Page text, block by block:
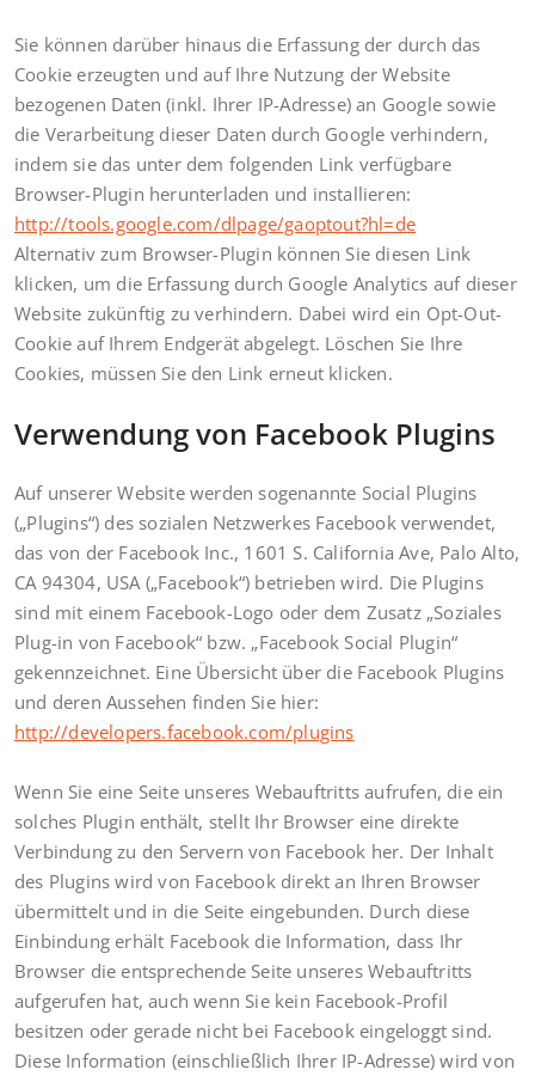
Sie können darüber hinaus die Erfassung der durch das
Cookie erzeugten und auf Ihre Nutzung der Website
bezogenen Daten (inkl. Ihrer IP-Adresse) an Google sowie
die Verarbeitung dieser Daten durch Google verhindern,
indem sie das unter dem folgenden Link verfügbare
Browser-Plugin herunterladen und installieren:
http://tools.google.com/dlpage/gaoptout?hl=de
Alternativ zum Browser-Plugin können Sie diesen Link
klicken, um die Erfassung durch Google Analytics auf dieser
Website zukünftig zu verhindern. Dabei wird ein Opt-Out-
Cookie auf Ihrem Endgerät abgelegt. Löschen Sie Ihre
Cookies, müssen Sie den Link erneut klicken.
Verwendung von Facebook Plugins
Auf unserer Website werden sogenannte Social Plugins
(„Plugins“) des sozialen Netzwerkes Facebook verwendet,
das von der Facebook Inc., 1601 S. California Ave, Palo Alto,
CA 94304, USA („Facebook“) betrieben wird. Die Plugins
sind mit einem Facebook-Logo oder dem Zusatz „Soziales
Plug-in von Facebook“ bzw. „Facebook Social Plugin“
gekennzeichnet. Eine Übersicht über die Facebook Plugins
und deren Aussehen finden Sie hier:
http://developers.facebook.com/plugins
Wenn Sie eine Seite unseres Webauftritts aufrufen, die ein
solches Plugin enthält, stellt Ihr Browser eine direkte
Verbindung zu den Servern von Facebook her. Der Inhalt
des Plugins wird von Facebook direkt an Ihren Browser
übermittelt und in die Seite eingebunden. Durch diese
Einbindung erhält Facebook die Information, dass Ihr
Browser die entsprechende Seite unseres Webauftritts
aufgerufen hat, auch wenn Sie kein Facebook-Profil
besitzen oder gerade nicht bei Facebook eingeloggt sind.
Diese Information (einschließlich Ihrer IP-Adresse) wird von